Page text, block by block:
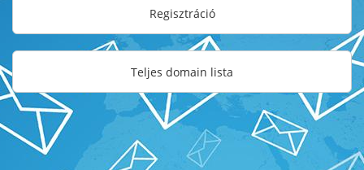
Regisztráció
Teljes domain lista